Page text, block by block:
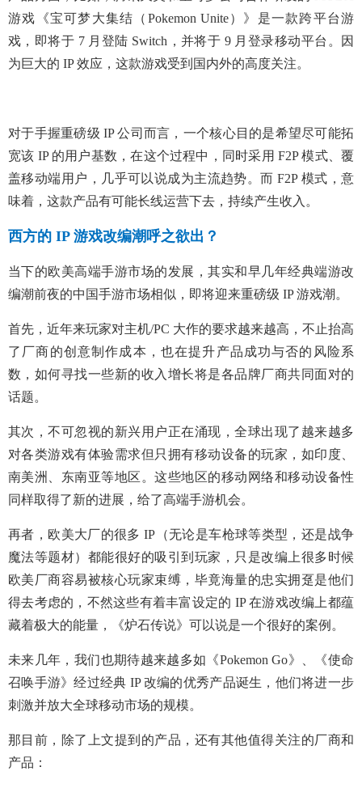
游戏《宝可梦大集结（Pokemon Unite）》是一款跨平台游
戏，即将于 7 月登陆 Switch，并将于 9 月登录移动平台。因
为巨大的 IP 效应，这款游戏受到国内外的高度关注。
对于手握重磅级 IP 公司而言，一个核心目的是希望尽可能拓
宽该 IP 的用户基数，在这个过程中，同时采用 F2P 模式、覆
盖移动端用户，几乎可以说成为主流趋势。而 F2P 模式，意
味着，这款产品有可能长线运营下去，持续产生收入。
西方的 IP 游戏改编潮呼之欲出？
当下的欧美高端手游市场的发展，其实和早几年经典端游改
编潮前夜的中国手游市场相似，即将迎来重磅级 IP 游戏潮。
首先，近年来玩家对主机/PC 大作的要求越来越高，不止抬高
了厂商的创意制作成本，也在提升产品成功与否的风险系
数，如何寻找一些新的收入增长将是各品牌厂商共同面对的
话题。
其次，不可忽视的新兴用户正在涌现，全球出现了越来越多
对各类游戏有体验需求但只拥有移动设备的玩家，如印度、
南美洲、东南亚等地区。这些地区的移动网络和移动设备性
同样取得了新的进展，给了高端手游机会。
再者，欧美大厂的很多 IP（无论是车枪球等类型，还是战争
魔法等题材）都能很好的吸引到玩家，只是改编上很多时候
欧美厂商容易被核心玩家束缚，毕竟海量的忠实拥趸是他们
得去考虑的，不然这些有着丰富设定的 IP 在游戏改编上都蕴
藏着极大的能量，《炉石传说》可以说是一个很好的案例。
未来几年，我们也期待越来越多如《Pokemon Go》、《使命
召唤手游》经过经典 IP 改编的优秀产品诞生，他们将进一步
刺激并放大全球移动市场的规模。
那目前，除了上文提到的产品，还有其他值得关注的厂商和
产品：